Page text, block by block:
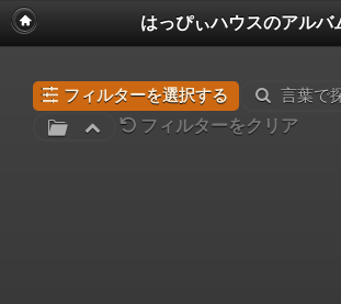
はっぴぃハウスのアルバ
フィルターを選択する
言葉で
フィルターをクリア